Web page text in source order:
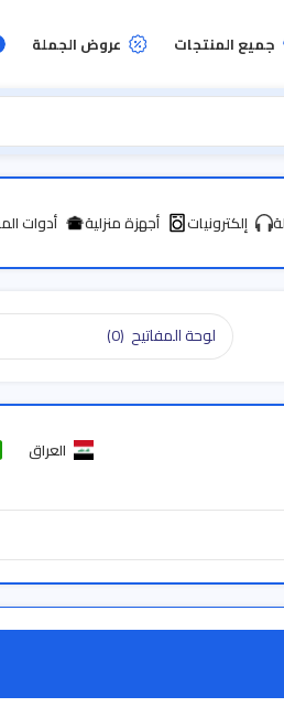
جميع المنتجات عروض الجملة
إلكترونيات أجهزة منزلية أدوات
لوحة المفاتيح (0)
العراق